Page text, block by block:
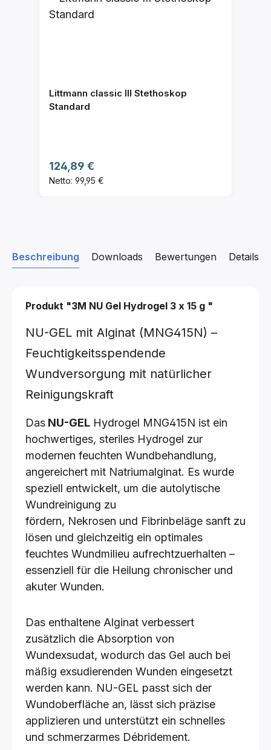
Littmann classic III Stethoskop
Standard
Regulärer Preis:
124,89 €
Netto: 99,95 €
Beschreibung Downloads Details
Bewertungen
Produkt "3M NU Gel Hydrogel 3 x 15 g "
NU-GEL mit Alginat (MNG415N) –
Feuchtigkeitsspendende
Wundversorgung mit natürlicher
Reinigungskraft
Das NU-GEL Hydrogel MNG415N ist ein
hochwertiges, steriles Hydrogel zur
modernen feuchten Wundbehandlung,
angereichert mit Natriumalginat. Es wurde
speziell entwickelt, um die autolytische
Wundreinigung zu
fördern, Nekrosen und Fibrinbeläge sanft zu
lösen und gleichzeitig ein optimales
feuchtes Wundmilieu aufrechtzuerhalten –
essenziell für die Heilung chronischer und
akuter Wunden.
Das enthaltene Alginat verbessert
zusätzlich die Absorption von
Wundexsudat, wodurch das Gel auch bei
mäßig exsudierenden Wunden eingesetzt
werden kann. NU-GEL passt sich der
Wundoberfläche an, lässt sich präzise
applizieren und unterstützt ein schnelles
und schmerzarmes Débridement.